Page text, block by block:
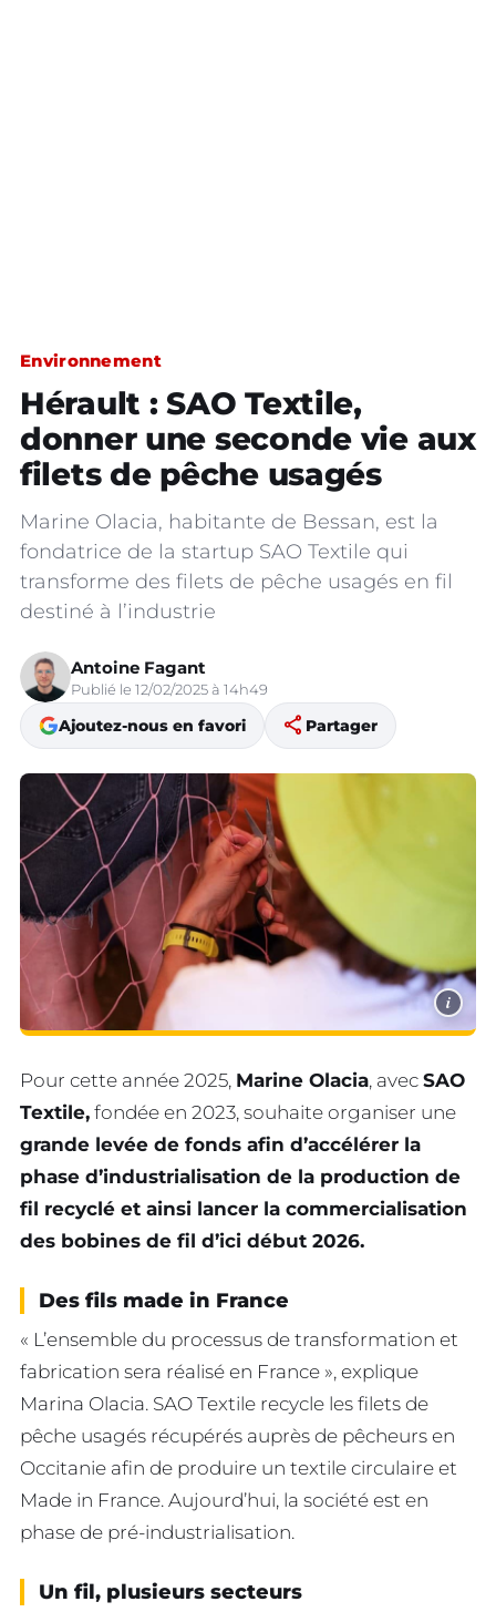
Environnement
Hérault : SAO Textile,
donner une seconde vie aux
filets de pêche usagés
Marine Olacia, habitante de Bessan, est la
fondatrice de la startup SAO Textile qui
transforme des filets de pêche usagés en fil
destiné à l’industrie
Antoine Fagant
Publié le 12/02/2025 à 14h49
Ajoutez-nous en favori share Partager
i
Pour cette année 2025, Marine Olacia, avec SAO
Textile, fondée en 2023, souhaite organiser une
grande levée de fonds afin d’accélérer la
phase d’industrialisation de la production de
fil recyclé et ainsi lancer la commercialisation
des bobines de fil d’ici début 2026.
Des fils made in France
« L’ensemble du processus de transformation et
fabrication sera réalisé en France », explique
Marina Olacia. SAO Textile recycle les filets de
pêche usagés récupérés auprès de pêcheurs en
Occitanie afin de produire un textile circulaire et
Made in France. Aujourd’hui, la société est en
phase de pré-industrialisation.
Un fil, plusieurs secteurs